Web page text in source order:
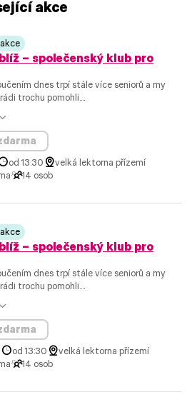
akce
– společenský klub pro
dnes trpí stále více seniorů a my
trochu pomohli....
od 13:30
velká lektorna přízemí
14 osob
– společenský klub pro
dnes trpí stále více seniorů a my
trochu pomohli....
od 13:30
velká lektorna přízemí
14 osob